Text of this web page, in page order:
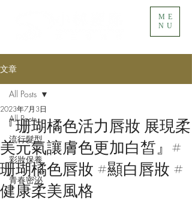
ME
NU
文章
All Posts
流行髮型
彩妝保養
青春密泌
All Posts
『珊瑚橘色活力唇妝 展現柔
美元氣讓膚色更加白皙』#
珊瑚橘色唇妝 #顯白唇妝 #
健康柔美風格
2023年7月3日